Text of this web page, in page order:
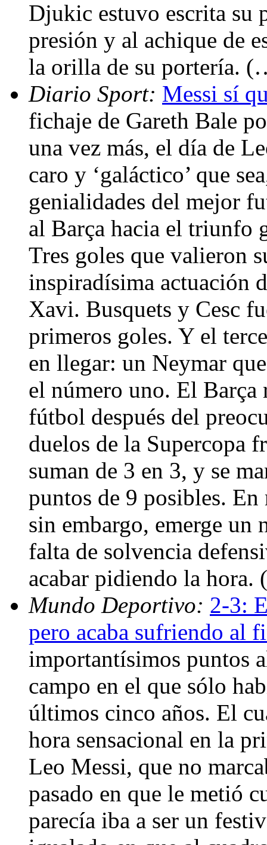
Djukic estuvo escrita su
presión y al achique de
la orilla de su portería.
Diario Sport: Messi sí
fichaje de Gareth Bale
una vez más, el día de
caro y ‘galáctico’ que
genialidades del mejor
al Barça hacia el triunfo
Tres goles que valieron
inspiradísima actuación
Xavi. Busquets y Cesc
primeros goles. Y el
en llegar: un Neymar
el número uno. El Barça
fútbol después del
duelos de la Supercopa
suman de 3 en 3, y se
puntos de 9 posibles.
sin embargo, emerge
falta de solvencia
acabar pidiendo la
Mundo Deportivo: 2-3:
pero acaba sufriendo al
importantísimos puntos
campo en el que sólo
últimos cinco años. El
hora sensacional en la
Leo Messi, que no
pasado en que le metió
parecía iba a ser un